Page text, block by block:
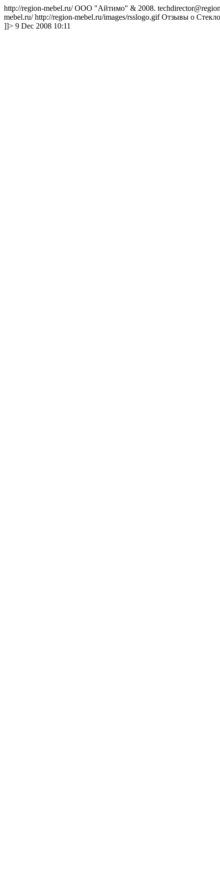
http://region-mebel.ru/ООО "Айтимо" & 2008.
mebel.ru/http://region-mebel.ru/images/rsslogo.gif Отзывы о
]]> 9 Dec 2008 10:11